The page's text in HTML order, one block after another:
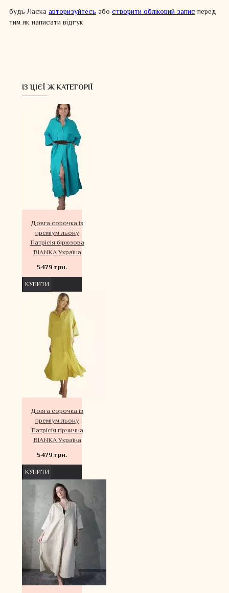
будь Ласка авторизуйтесьабо створити обліковий записперед
тим як написати відгук
ІЗ ЦІЄЇ Ж КАТЕГОРІЇ
Довга сорочка із
преміум льону
Патрісія бірюзова
BIANKA Україна
5479 грн.
КУПИТИ
Довга сорочка із
преміум льону
Патрісія гірчична
BIANKA Україна
5479 грн.
КУПИТИ